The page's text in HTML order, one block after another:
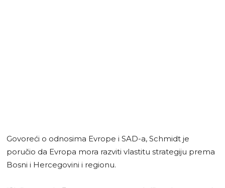
Govoreći o odnosima Evrope i SAD-a, Schmidt je
poručio da Evropa mora razviti vlastitu strategiju prema
Bosni i Hercegovini i regionu.